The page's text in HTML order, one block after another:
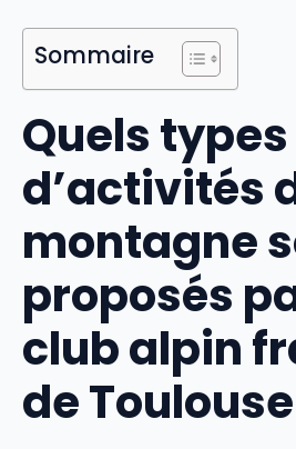
Sommaire
Quels types
d’activités
montagne
proposés
club alpin
de Toulouse